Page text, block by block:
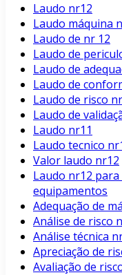
Laudo nr12
Laudo máquina
Laudo de nr 12
Laudo de
Laudo de
Laudo de
Laudo de risco
Laudo de
Laudo nr11
Laudo tecnico
Valor laudo nr12
Laudo nr12 para
equipamentos
Adequação de
Análise de risco
Análise técnica
Apreciação de
Avaliação de